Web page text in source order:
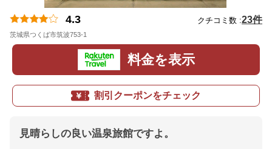
4.3 クチコミ数 :23件
茨城県つくば市筑波753-1
料金を表示
割引クーポンをチェック
見晴らしの良い温泉旅館ですよ。